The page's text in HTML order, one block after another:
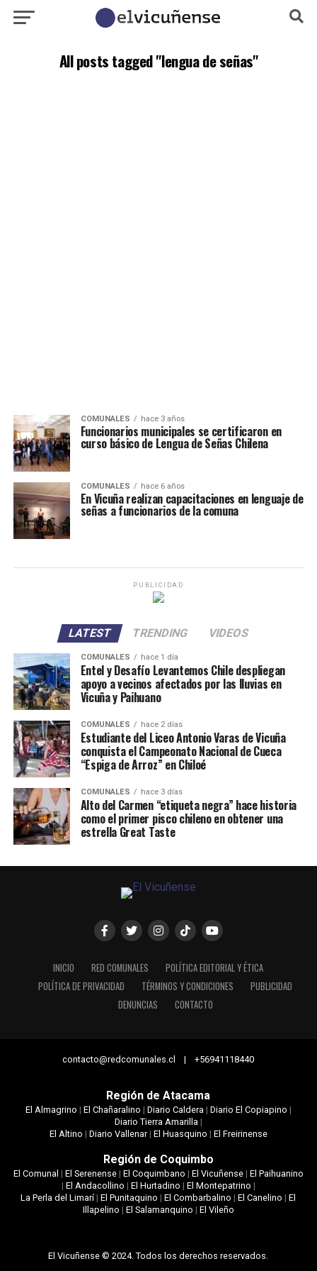
All posts tagged "lengua de señas"
COMUNALES hace 3 años
Funcionarios municipales se certificaron en
curso básico de Lengua de Señas Chilena
COMUNALES hace 6 años
En Vicuña realizan capacitaciones en lenguaje de
señas a funcionarios de la comuna
PUBLICIDAD
LATEST TRENDING VIDEOS
COMUNALES hace 1 día
Entel y Desafío Levantemos Chile despliegan
apoyo a vecinos afectados por las lluvias en
Vicuña y Paihuano
COMUNALES hace 2 días
Estudiante del Liceo Antonio Varas de Vicuña
conquista el Campeonato Nacional de Cueca
“Espiga de Arroz” en Chiloé
COMUNALES hace 3 días
Alto del Carmen “etiqueta negra” hace historia
como el primer pisco chileno en obtener una
estrella Great Taste
INICIO RED COMUNALES
POLÍTICA EDITORIAL Y ÉTICA
POLÍTICA DE PRIVACIDAD
TÉRMINOS Y CONDICIONES
PUBLICIDAD
DENUNCIAS
CONTACTO
contacto@redcomunales.cl | +56941118440
Región de Atacama
El Almagrino | El Chañaralino | Diario Caldera| Diario El Copiapino |
Diario Tierra Amarilla|
El Altino | Diario Vallenar| El Huasquino | El Freirinense
Región de Coquimbo
El Comunal | El Serenense| El Coquimbano | El Vicuñense| El Paihuanino
| El Andacollino | El Hurtadino | El Montepatrino |
La Perla del Limarí|El Punitaquino |El Combarbalino |El Canelino |El
Illapelino | El Salamanquino | El Vileño
El Vicuñense © 2024. Todos los derechos reservados.